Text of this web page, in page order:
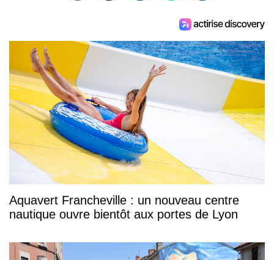
Aquavert Francheville : un nouveau centre
nautique ouvre bientôt aux portes de Lyon